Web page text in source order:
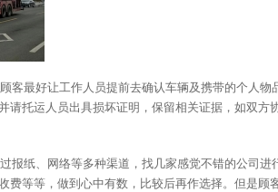
客最好让工作人员提前去确认车辆及携带的个人
请托运人员出具损坏证明，保留相关证据，如双
报纸、网络等多种渠道，找几家感觉不错的公司
费等等，做到心中有数，比较后再作选择。但是